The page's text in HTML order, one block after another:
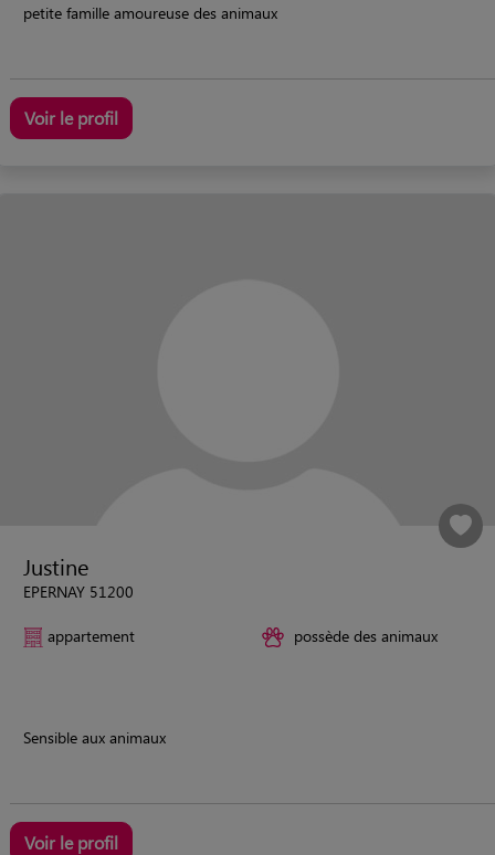
petite famille amoureuse des animaux
Voir le profil
Justine
EPERNAY 51200
appartement possède des animaux
Sensible aux animaux
Voir le profil